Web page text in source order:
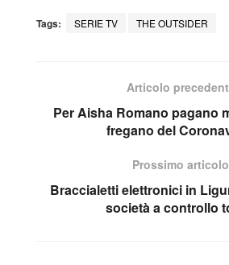
Tags: SERIE TV THE OUTSIDER
Articolo
Per Aisha Romano pagano
fregano del
Prossimo articolo
Braccialetti elettronici in
società a controllo